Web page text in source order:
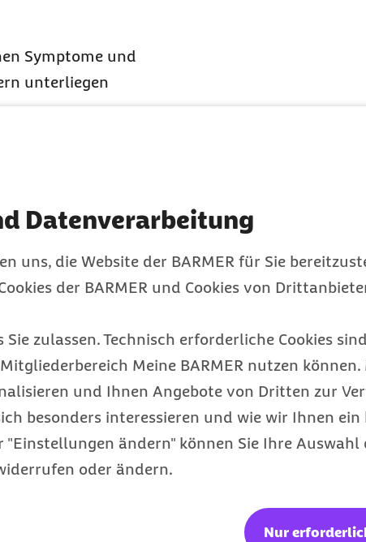
Datenverarbeitung
uns, die Website der BARMER für Sie
der BARMER und Cookies von
Sie zulassen. Technisch erforderliche Cookies
Meine BARMER nutzen können.
und Ihnen Angebote von Dritten zur
besonders interessieren und wie wir Ihnen ein
"Einstellungen ändern" können Sie Ihre
oder ändern.
Nur
Symptome und
unterliegen
und
(MMR-Impfung).
wird im
die nach
sollten sich
und stehen auf
Diese finden Sie